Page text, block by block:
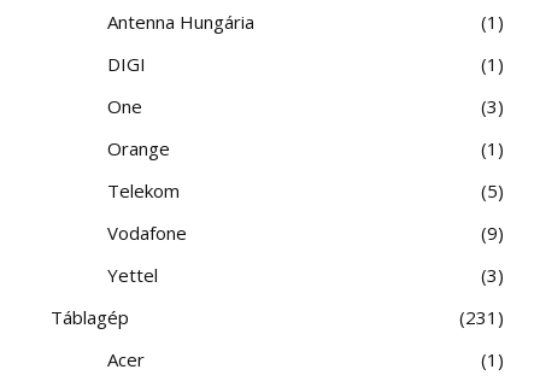
Antenna Hungária
1
DIGI
1
One
3
Orange
1
Telekom
5
Vodafone
9
Yettel
3
Táblagép
231
Acer
1